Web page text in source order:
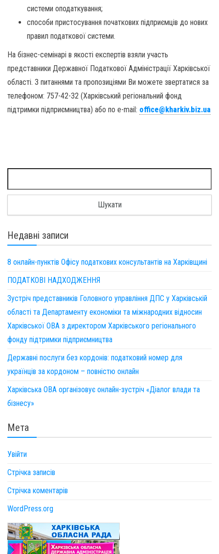
системи оподаткування;
способи пристосування початкових підприємців до нових
правил податкової системи.
На бізнес-семінарі в якості експертів взяли участь
представники Державної Податкової Адміністрації Харківської
області. З питаннями та пропозиціями Ви можете звертатися за
телефоном: 757-42-32 (Харківський регіональний фонд
підтримки підприємництва) або по e-mail: office@kharkiv.biz.ua
Недавні записи
8 онлайн-пунктів Офісу податкових консультантів на Харківщині
ПОДАТКОВІ НАДХОДЖЕННЯ
Зустріч представників Головного управління ДПС у Харківській
області та Департаменту економіки та міжнародних відносин
Харківської ОВА з директором Харківського регіонального
фонду підтримки підприємництва
Державні послуги без кордонів: податковий номер для
українців за кордоном – повністю онлайн
Харківська ОВА організовує онлайн-зустріч «Діалог влади та
бізнесу»
Мета
Увійти
Стрічка записів
Стрічка коментарів
WordPress.org